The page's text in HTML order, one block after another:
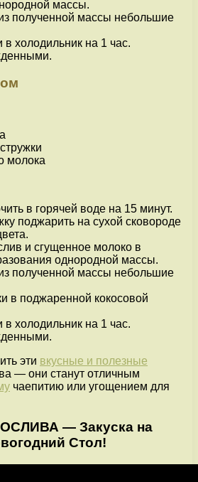
массы.
полученной массы небольшие
холодильник на 1 час.
молока
в горячей воде на 15 минут.
поджарить на сухой сковороде
и сгущенное молоко в
однородной массы.
полученной массы небольшие
в поджаренной кокосовой
холодильник на 1 час.
эти вкусные и полезные
— они станут отличным
чаепитию или угощением для
— Закуска на
Стол!